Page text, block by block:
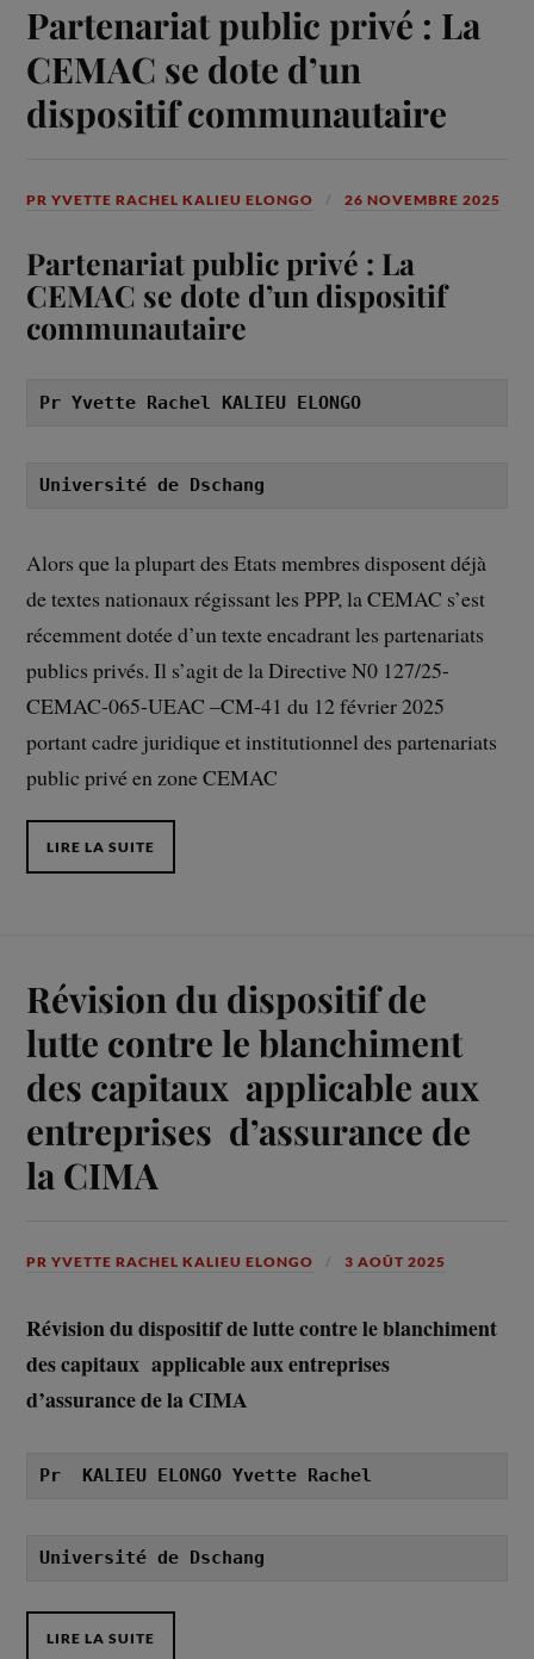
Partenariat public privé : La
CEMAC se dote d’un
dispositif communautaire
PR YVETTE RACHEL KALIEU ELONGO 26 NOVEMBRE 2025
Partenariat public privé : La
CEMAC se dote d’un dispositif
communautaire
Pr Yvette Rachel KALIEU ELONGO
Université de Dschang
Alors que la plupart des Etats membres disposent déjà
de textes nationaux régissant les PPP, la CEMAC s’est
récemment dotée d’un texte encadrant les partenariats
publics privés. Il s’agit de la Directive N0 127/25-
CEMAC-065-UEAC –CM-41 du 12 février 2025
portant cadre juridique et institutionnel des partenariats
public privé en zone CEMAC
LIRE LA SUITE
Révision du dispositif de
lutte contre le blanchiment
des capitaux applicable aux
entreprises d’assurance de
la CIMA
PR YVETTE RACHEL KALIEU ELONGO 3 AOÛT 2025
Révision du dispositif de lutte contre le blanchiment
des capitaux applicable aux entreprises
d’assurance de la CIMA
Pr  KALIEU ELONGO Yvette Rachel
Université de Dschang
LIRE LA SUITE